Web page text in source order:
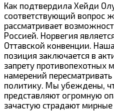
Как подтвердила Хейди
соответствующий вопрос
рассматривает
Россией. Норвегия
Оттавской конвенции.
позиция заключается в
запрету
намерений
политику. Мы убеждены,
представляют огромную
зачастую страдают